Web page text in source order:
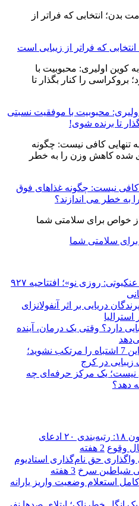
که فراتر از زیبایی است
محبوبیت با موفقیت نسبتی
تا برنده شوی!
کافی نیست: چگونه غذاهای فوق
خطر می اندازند؟
برای سلامتی شما
رکوردشکنی تاریخی «مرد عنکبوتی: روزی نو»؛ افتتاحیه ۹۲۷
دریایی بر اثر آنفولانزای
دارد؟ وقتی یک درمان، آینده
قبل از اصلاح طرح لبخند، این 7 اشتباه را مرتکب نشوید؛
زیبایی در کرج
نیست؛ یک مرکز حرفه‌ای چه
دهد؟
واقعیت‌سنجی شایعات آیفون ۱۸: رتبه‌بندی ۲۰ ادعای
وقوع 2 هفته
واگذاری حق نام‌گذاری استادیوم
شیاطین سرخ 3 هفته
استعلام وضعیت واریز یارانه